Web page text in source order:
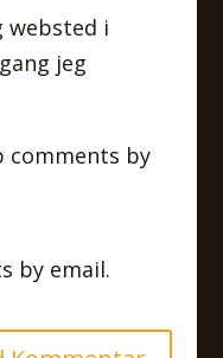
websted i
jeg
comments by
by email.